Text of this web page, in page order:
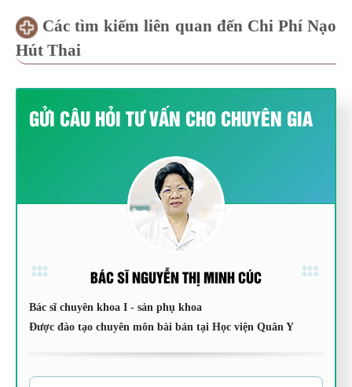
Các tìm kiếm liên quan đến Chi Phí Nạo
Hút Thai
GỬI CÂU HỎI TƯ VẤN CHO CHUYÊN GIA
BÁC SĨ NGUYỄN THỊ MINH CÚC
Bác sĩ chuyên khoa I - sản phụ khoa
Được đào tạo chuyên môn bài bản tại Học viện Quân Y